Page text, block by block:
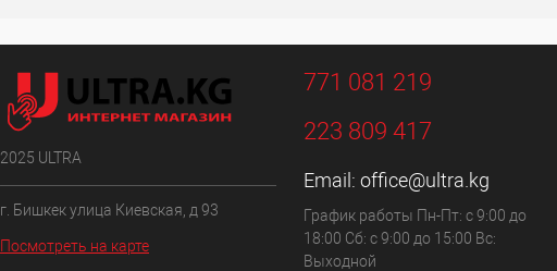
2025 ULTRA
г. Бишкек улица Киевская, д 93
Посмотреть на карте
771 081 219
223 809 417
Email: office@ultra.kg
График работы Пн-Пт: с 9:00 до
18:00 Сб: с 9:00 до 15:00 Вс:
Выходной